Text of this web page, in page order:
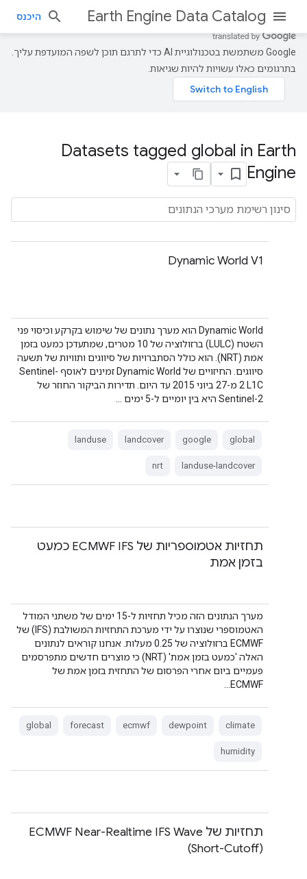
Earth Engine Data Catalog היכנס
‫Google משתמשת בטכנולוגיית AI כדי לתרגם תוכן לשפה המועדפת עליך.
בתרגומים כאלו עשויות להיות שגיאות.
Datasets tagged global in Earth
Engine
Dynamic World V1
‫Dynamic World הוא מערך נתונים של שימוש בקרקע וכיסוי פני
השטח (LULC) ברזולוציה של 10 מטרים, שמתעדכן כמעט בזמן
אמת (NRT). הוא כולל הסתברויות של סיווגים ותוויות של תשעה
סיווגים. החיזויים של Dynamic World זמינים לאוסף Sentinel-
2 L1C מ-27 ביוני 2015 עד היום. תדירות הביקור החוזר של
Sentinel-2 היא בין יומיים ל-5 ימים …
global
google
landcover
landuse
landuse-landcover
nrt
תחזיות אטמוספריות של ECMWF IFS כמעט
בזמן אמת
מערך הנתונים הזה מכיל תחזיות ל-15 ימים של משתני המודל
האטמוספרי שנוצרו על ידי מערכת התחזיות המשולבת (IFS) של
ECMWF ברזולוציה של 0.25 מעלות. אנחנו קוראים לנתונים
האלה 'כמעט בזמן אמת' (NRT) כי מוצרים חדשים מתפרסמים
פעמיים ביום אחרי הפרסום של התחזית בזמן אמת של
ECMWF…
climate
dewpoint
ecmwf
forecast
global
humidity
תחזיות של ECMWF Near-Realtime IFS Wave
(Short-Cutoff)